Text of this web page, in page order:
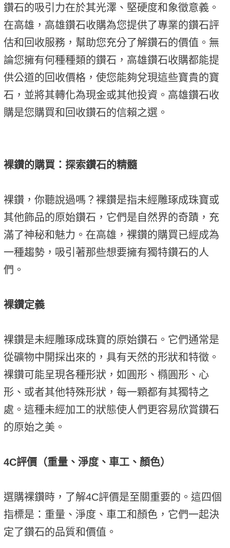
鑽石的吸引力在於其光澤、堅硬度和象徵意義。
在高雄，高雄鑽石收購為您提供了專業的鑽石評
估和回收服務，幫助您充分了解鑽石的價值。無
論您擁有何種種類的鑽石，高雄鑽石收購都能提
供公道的回收價格，使您能夠兌現這些寶貴的寶
石，並將其轉化為現金或其他投資。高雄鑽石收
購是您購買和回收鑽石的信賴之選。
裸鑽的購買：探索鑽石的精髓
裸鑽，你聽說過嗎？裸鑽是指未經雕琢成珠寶或
其他飾品的原始鑽石，它們是自然界的奇蹟，充
滿了神秘和魅力。在高雄，裸鑽的購買已經成為
一種趨勢，吸引著那些想要擁有獨特鑽石的人
們。
裸鑽定義
裸鑽是未經雕琢成珠寶的原始鑽石。它們通常是
從礦物中開採出來的，具有天然的形狀和特徵。
裸鑽可能呈現各種形狀，如圓形、橢圓形、心
形、或者其他特殊形狀，每一顆都有其獨特之
處。這種未經加工的狀態使人們更容易欣賞鑽石
的原始之美。
4C評價（重量、淨度、車工、顏色）
選購裸鑽時，了解4C評價是至關重要的。這四個
指標是：重量、淨度、車工和顏色，它們一起決
定了鑽石的品質和價值。